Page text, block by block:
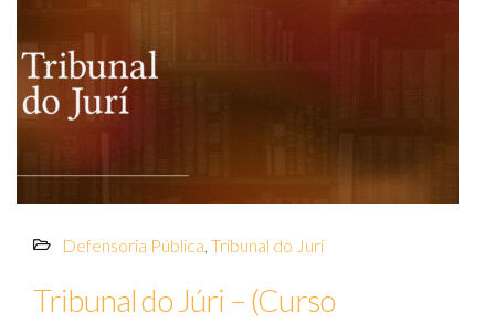
Defensoria Pública, Tribunal do Juri
Tribunal do Júri – (Curso